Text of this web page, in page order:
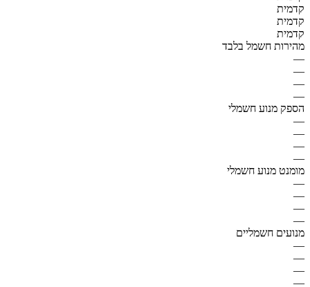
קדמית
קדמית
קדמית
מהירות חשמל בלבד
—
—
—
—
הספק מנוע חשמלי
—
—
—
—
מומנט מנוע חשמלי
—
—
—
—
מנועים חשמליים
—
—
—
—